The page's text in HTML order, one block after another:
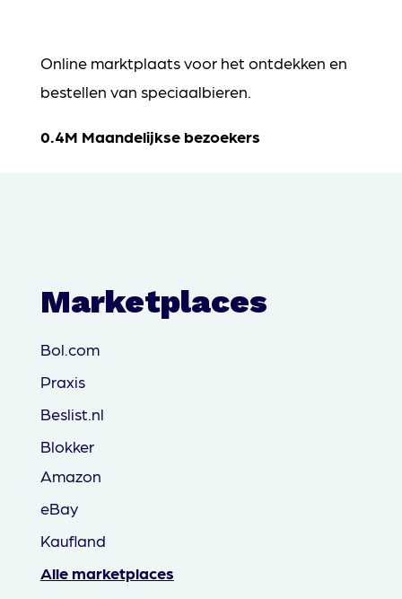
Online marktplaats voor het ontdekken en
bestellen van speciaalbieren.
0.4M Maandelijkse bezoekers
Marketplaces
Bol.com
Praxis
Beslist.nl
Blokker
Amazon
eBay
Kaufland
Alle marketplaces